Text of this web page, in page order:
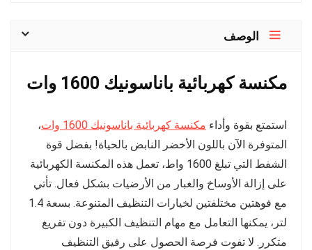
الوصف
مكنسة كهربائية باناسونيك 1600 وات
استمتع بقوة وأداء مكنسة كهربائية باناسونيك 1600 وات
،
المتوفرة الآن باللون الأخضر النابض بالحياة! بفضل قوة
الشفط التي تبلغ 1600 واط، تعمل هذه المكنسة الكهربائية
على إزالة الأوساخ والغبار من الأرضيات بشكل فعال. تأتي
مع فوهتين مختلفتين لخيارات التنظيف المتنوعة. بسعة 1.4
لتر، يمكنها التعامل مع مهام التنظيف الكبيرة دون تفريغ
متكرر. لا تفوت فرصة الحصول على رفيق التنظيف